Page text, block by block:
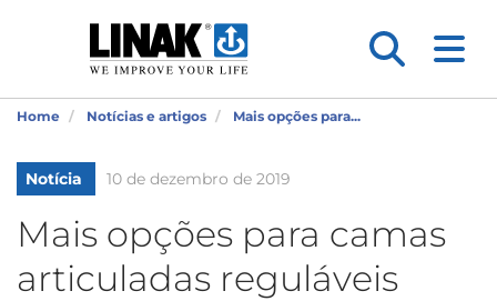
Home Notícias e artigos Mais opções para...
Notícia 10 de dezembro de 2019
Mais opções para camas
articuladas reguláveis